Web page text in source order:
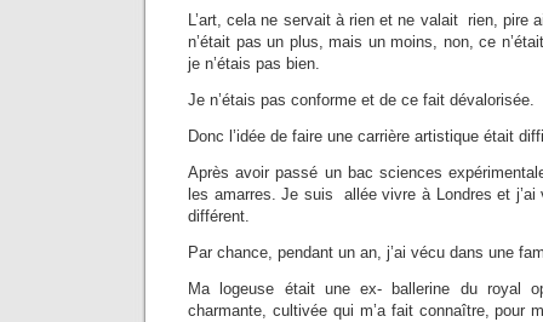
L’art, cela ne servait à rien et ne valait rien, pire
n’était pas un plus, mais un moins, non, ce
je n’étais pas bien.
Je n’étais pas conforme et de ce fait dévalorisée.
Donc l’idée de faire une carrière artistique était
Après avoir passé un bac sciences
les amarres. Je suis allée vivre à Londres et
différent.
Par chance, pendant un an, j’ai vécu dans une
Ma logeuse était une ex- ballerine du royal
charmante, cultivée qui m’a fait connaître, pour